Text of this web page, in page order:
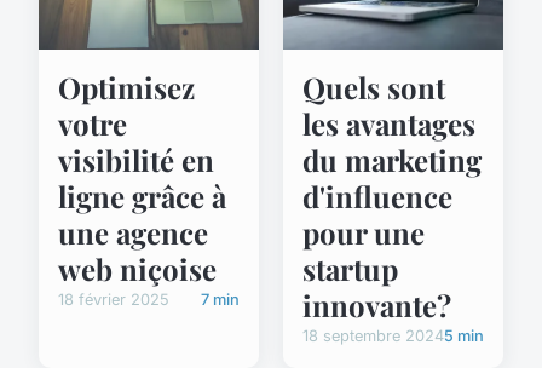
Optimisez
votre
visibilité en
ligne grâce à
une agence
web niçoise
18 février 2025 7 min
Quels sont
les avantages
du marketing
d'influence
pour une
startup
innovante?
18 septembre 20245 min